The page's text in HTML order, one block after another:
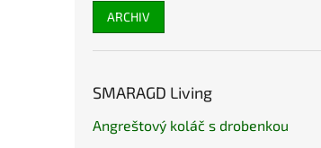
ARCHIV
SMARAGD Living
Angreštový koláč s drobenkou